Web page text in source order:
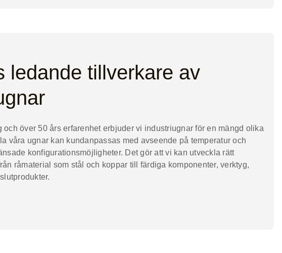
ledande tillverkare av
och över 50 års erfarenhet erbjuder vi industriugnar för en mängd olika
våra ugnar kan kundanpassas med avseende på temperatur och
konfigurationsmöjligheter. Det gör att vi kan utveckla rätt
råmaterial som stål och koppar till färdiga komponenter, verktyg,